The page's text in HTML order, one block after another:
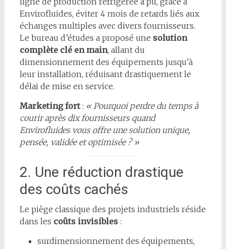
Envirofluides, éviter 4 mois de retards liés aux
échanges multiples avec divers fournisseurs.
Le bureau d’études a proposé une solution
complète clé en main, allant du
dimensionnement des équipements jusqu’à
leur installation, réduisant drastiquement le
délai de mise en service.
Marketing fort: « Pourquoi perdre du temps à
courir après dix fournisseurs quand
Envirofluides vous offre une solution unique,
pensée, validée et optimisée ? »
2. Une réduction drastique
des coûts cachés
Le piège classique des projets industriels réside
dans les coûts invisibles:
surdimensionnement des équipements,